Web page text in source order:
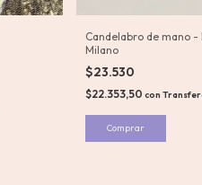
Candelabro de mano
Milano
$23.530
$22.353,50con